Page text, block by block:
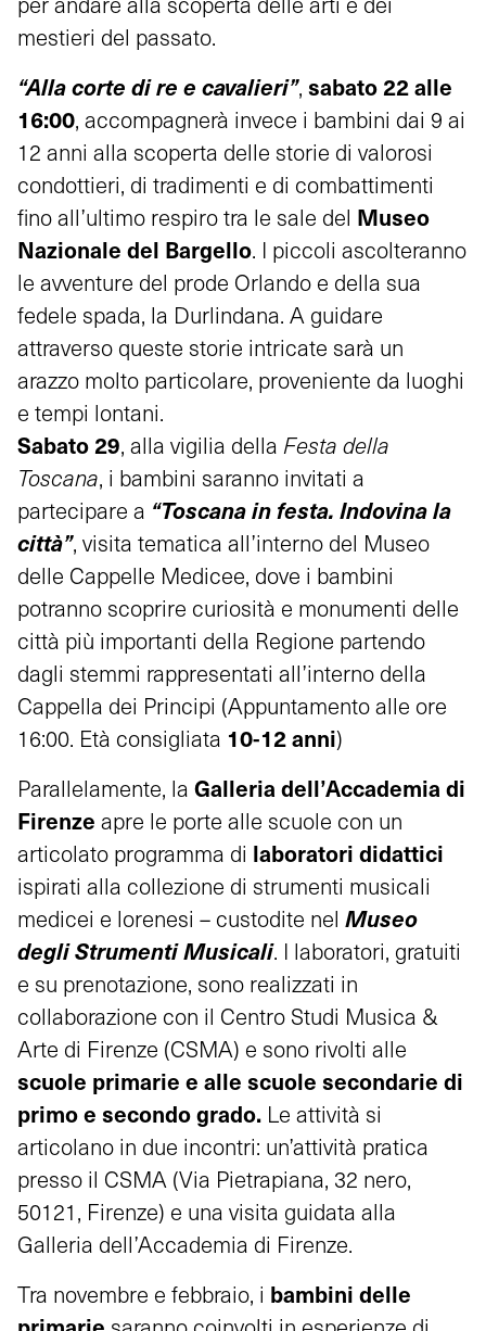
mestieri del passato.
“Alla corte di re e cavalieri”, sabato 22 alle
16:00, accompagnerà invece i bambini dai 9 ai
12 anni alla scoperta delle storie di valorosi
condottieri, di tradimenti e di combattimenti
fino all’ultimo respiro tra le sale del Museo
Nazionale del Bargello. I piccoli ascolteranno
le avventure del prode Orlando e della sua
fedele spada, la Durlindana. A guidare
attraverso queste storie intricate sarà un
arazzo molto particolare, proveniente da luoghi
e tempi lontani.
Sabato 29, alla vigilia della Festa della
Toscana, i bambini saranno invitati a
partecipare a “Toscana in festa. Indovina la
città”, visita tematica all’interno del Museo
delle Cappelle Medicee, dove i bambini
potranno scoprire curiosità e monumenti delle
città più importanti della Regione partendo
dagli stemmi rappresentati all’interno della
Cappella dei Principi (Appuntamento alle ore
16:00. Età consigliata 10-12 anni)
Parallelamente, la Galleria dell’Accademia di
Firenze apre le porte alle scuole con un
articolato programma di laboratori didattici
ispirati alla collezione di strumenti musicali
medicei e lorenesi – custodite nel Museo
degli Strumenti Musicali. I laboratori, gratuiti
e su prenotazione, sono realizzati in
collaborazione con il Centro Studi Musica &
Arte di Firenze (CSMA) e sono rivolti alle
scuole primarie e alle scuole secondarie di
primo e secondo grado. Le attività si
articolano in due incontri: un’attività pratica
presso il CSMA (Via Pietrapiana, 32 nero,
50121, Firenze) e una visita guidata alla
Galleria dell’Accademia di Firenze.
Tra novembre e febbraio, i bambini delle